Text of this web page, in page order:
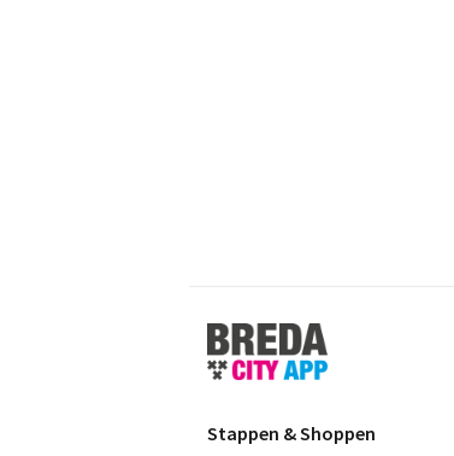
Stappen
&
Shoppen
Stappen & Shoppen